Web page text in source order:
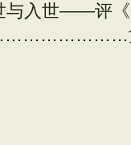
与入世——评
尹